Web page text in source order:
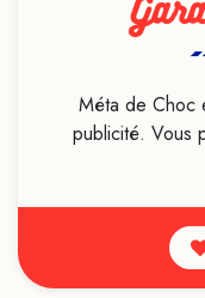
Méta de Choc
publicité. Vous